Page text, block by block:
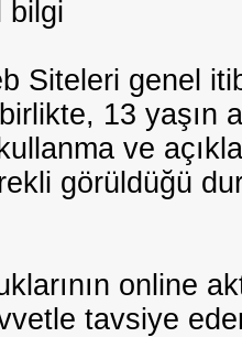
bilgi
Siteleri genel
13 yaşın
ve
görüldüğü
online
tavsiye